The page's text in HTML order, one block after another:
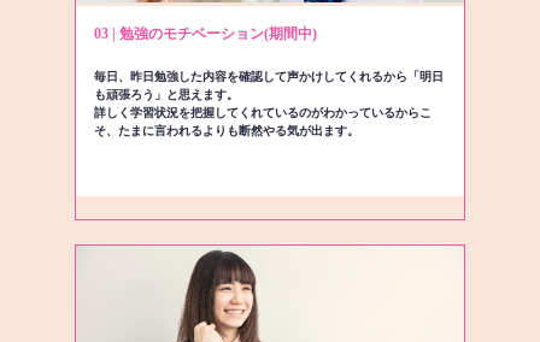
03 | 勉強のモチベーション(期間中)
毎日、昨日勉強した内容を確認して声かけしてくれるから「明日
も頑張ろう」と思えます。
詳しく学習状況を把握してくれているのがわかっているからこ
そ、たまに言われるよりも断然やる気が出ます。